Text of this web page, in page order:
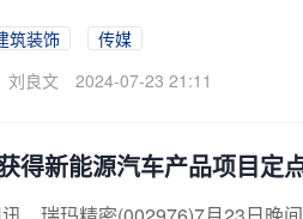
筑装饰
传媒
刘良文 2024-07-23 21:11
得新能源汽车产品项目定